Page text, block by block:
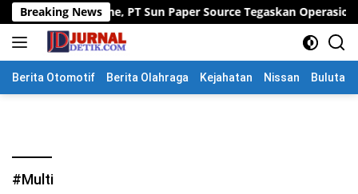
Langsung
ke
konten
Breaking News
Line, PT Sun Paper Source Tegaskan Operasional Tetap
Berita Otomotif Berita Olahraga Kejahatan Nissan
#Multi